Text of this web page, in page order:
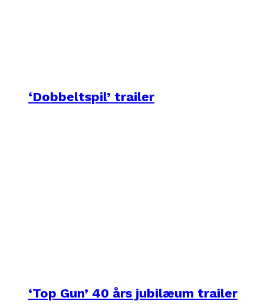
‘Dobbeltspil’ trailer
‘Top Gun’ 40 års jubilæum trailer